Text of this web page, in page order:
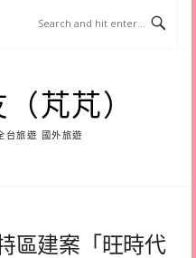
芃芃）
台旅遊 國外旅遊
區建案「旺時代